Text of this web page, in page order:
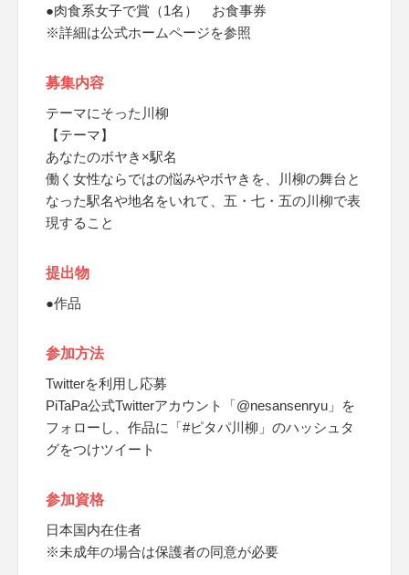
●肉食系女子で賞（1名） お食事券
※詳細は公式ホームページを参照
募集内容
テーマにそった川柳
【テーマ】
あなたのボヤき×駅名
働く女性ならではの悩みやボヤきを、川柳の舞台と
なった駅名や地名をいれて、五・七・五の川柳で表
現すること
提出物
●作品
参加方法
Twitterを利用し応募
PiTaPa公式Twitterアカウント「@nesansenryu」を
フォローし、作品に「#ピタパ川柳」のハッシュタ
グをつけツイート
参加資格
日本国内在住者
※未成年の場合は保護者の同意が必要